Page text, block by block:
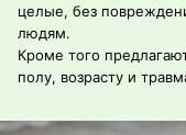
целые, без
людям.
Кроме того
полу, возрасту и